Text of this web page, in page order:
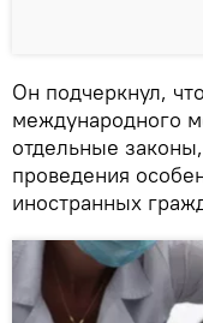
Он подчеркнул,
международного
отдельные
проведения
иностранных